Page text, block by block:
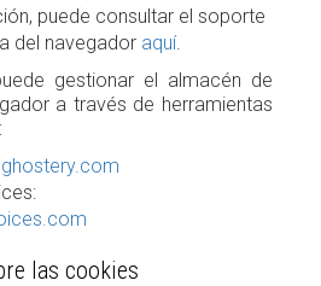
puede consultar el soporte
del navegador aquí.
gestionar el almacén de
a través de herramientas
las cookies